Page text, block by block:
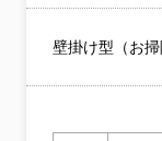
壁掛け型（お掃